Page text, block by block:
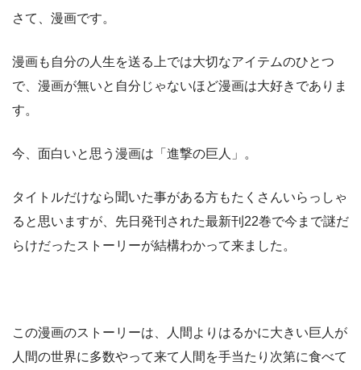
さて、漫画です。
漫画も自分の人生を送る上では大切なアイテムのひとつ
で、漫画が無いと自分じゃないほど漫画は大好きでありま
す。
今、面白いと思う漫画は「進撃の巨人」。
タイトルだけなら聞いた事がある方もたくさんいらっしゃ
ると思いますが、先日発刊された最新刊22巻で今まで謎だ
らけだったストーリーが結構わかって来ました。
この漫画のストーリーは、人間よりはるかに大きい巨人が
人間の世界に多数やって来て人間を手当たり次第に食べて